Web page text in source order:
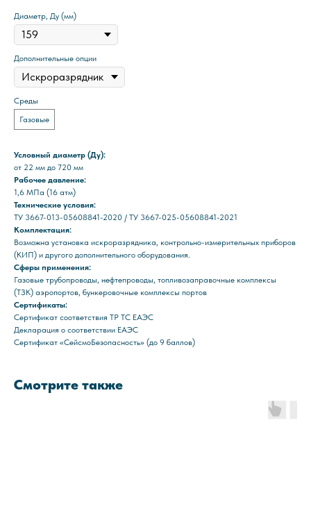
Диаметр, Ду (мм)
Дополнительные опции
Среды
Газовые
Условный диаметр (Ду):
от 22 мм до 720 мм
Рабочее давление:
1,6 МПа (16 атм)
Технические условия:
ТУ 3667-013-05608841-2020 / ТУ 3667-025-05608841-2021
Комплектация:
Возможна установка искроразрядника, контрольно-измерительных приборов
(КИП) и другого дополнительного оборудования.
Сферы применения:
Газовые трубопроводы, нефтепроводы, топливозаправочные комплексы
(ТЗК) аэропортов, бункеровочные комплексы портов
Сертификаты:
Сертификат соответствия ТР ТС ЕАЭС
Декларация о соответствии ЕАЭС
Сертификат «СейсмоБезопасность» (до 9 баллов)
Смотрите также